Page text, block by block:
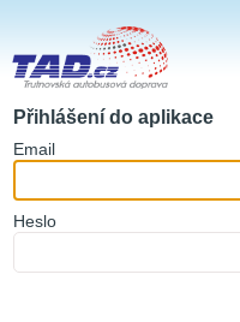
Přihlášení do aplikace
Email
Heslo